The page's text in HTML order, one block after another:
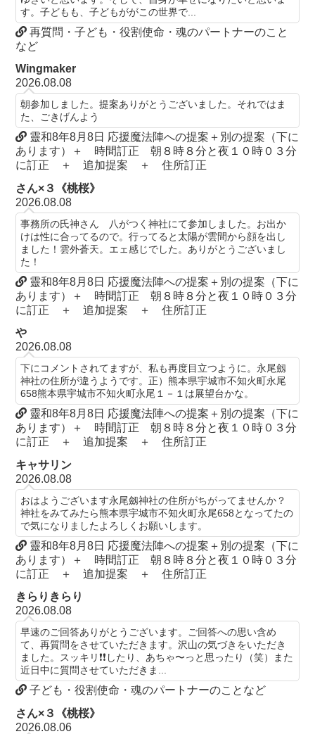
す。子どもも、子どもががこの世界で...
再質問・子ども・役割使命・魂のパートナーのこと
など
Wingmaker
2026.08.08
朝参加しました。提案ありがとうございました。それではま
た、ごきげんよう
靈和8年8月8日 応援魔法陣への提案＋別の提案（下に
あります）＋ 時間訂正 朝８時８分と夜１０時０３分
に訂正 ＋ 追加提案 ＋ 住所訂正
さん×３《桃桜》
2026.08.08
事務所の氏神さん 八がつく神社にて参加しました。お出か
けは性に合ってるので。行ってると太陽が雲間から顔を出し
ました！雲外蒼天。エェ感じでした。ありがとうございまし
た！
靈和8年8月8日 応援魔法陣への提案＋別の提案（下に
あります）＋ 時間訂正 朝８時８分と夜１０時０３分
に訂正 ＋ 追加提案 ＋ 住所訂正
や
2026.08.08
下にコメントされてますが、私も再度目立つように。永尾劔
神社の住所が違うようです。正）熊本県宇城市不知火町永尾
658熊本県宇城市不知火町永尾１－１は展望台かな。
靈和8年8月8日 応援魔法陣への提案＋別の提案（下に
あります）＋ 時間訂正 朝８時８分と夜１０時０３分
に訂正 ＋ 追加提案 ＋ 住所訂正
キャサリン
2026.08.08
おはようございます永尾劔神社の住所がちがってませんか？
神社をみてみたら熊本県宇城市不知火町永尾658となってたの
で気になりましたよろしくお願いします。
靈和8年8月8日 応援魔法陣への提案＋別の提案（下に
あります）＋ 時間訂正 朝８時８分と夜１０時０３分
に訂正 ＋ 追加提案 ＋ 住所訂正
きらりきらり
2026.08.08
早速のご回答ありがとうございます。ご回答への思い含め
て、再質問をさせていただきます。沢山の気づきをいただき
ました。スッキリ❗️❗️したり、あちゃ〜っと思ったり（笑）また
近日中に質問させていただきま...
子ども・役割使命・魂のパートナーのことなど
さん×３《桃桜》
2026.08.06